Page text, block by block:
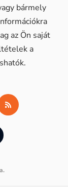
bármely
az Ön saját
a